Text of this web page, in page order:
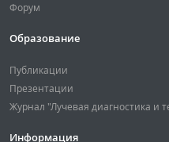
Форум
Образование
Публикации
Презентации
Журнал "Лучевая диагностика и
Информация